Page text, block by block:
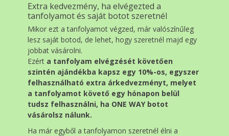
Extra kedvezmény, ha elvégezted a
tanfolyamot és saját botot szeretnél
Mikor ezt a tanfolyamot végzed, már valószínűleg
lesz saját botod, de lehet, hogy szeretnél majd egy
jobbat vásárolni.
Ezért a tanfolyam elvégzését követően
szintén ajándékba kapsz egy 10%-os, egyszer
felhasználható extra árkedvezményt, melyet
a tanfolyamot követő egy hónapon belül
tudsz felhasználni, ha ONE WAY botot
vásárolsz nálunk.
Ha már egyből a tanfolyamon szeretnél élni a